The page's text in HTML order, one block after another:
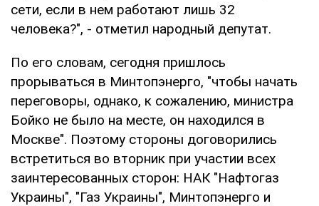
сети, если в нем работают лишь 32
человека?", - отметил народный депутат.
По его словам, сегодня пришлось
прорываться в Минтопэнерго, "чтобы начать
переговоры, однако, к сожалению, министра
Бойко не было на месте, он находился в
Москве". Поэтому стороны договорились
встретиться во вторник при участии всех
заинтересованных сторон: НАК "Нафтогаз
Украины", "Газ Украины", Минтопэнерго и